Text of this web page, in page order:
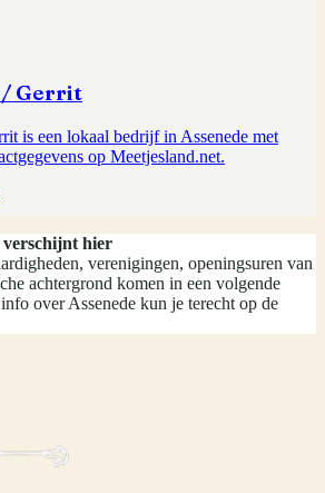
/ Gerrit
is een lokaal bedrijf in Assenede met
op Meetjesland.net.
verschijnt hier
verenigingen, openingsuren van
achtergrond komen in een volgende
info overAssenede kun je terecht op de